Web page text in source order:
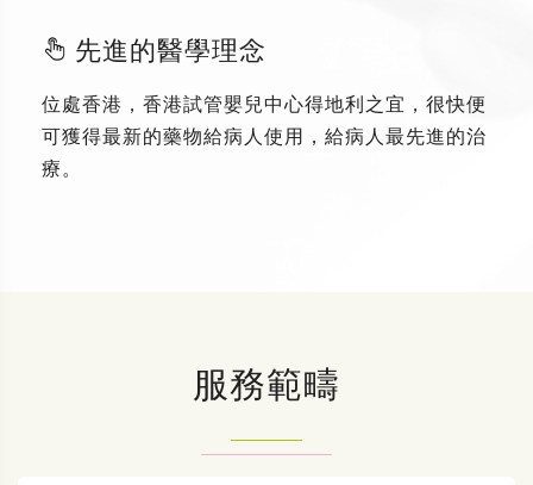
先進的醫學理念
位處香港，香港試管嬰兒中心得地利之宜，很快便
可獲得最新的藥物給病人使用，給病人最先進的治
療。
服務範疇